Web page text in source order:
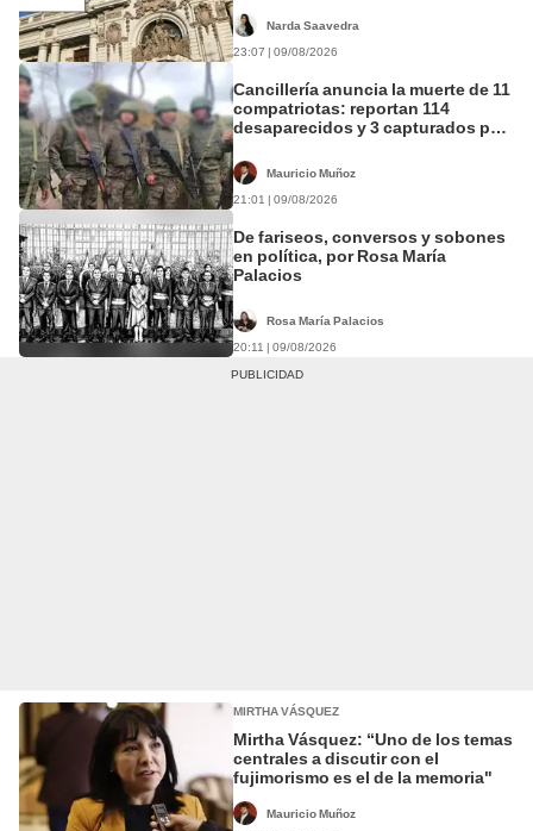
Narda Saavedra
23:07 | 09/08/2026
Cancillería anuncia la muerte de 11
compatriotas: reportan 114
desaparecidos y 3 capturados por
Mauricio Muñoz
21:01 | 09/08/2026
De fariseos, conversos y sobones
en política, por Rosa María
Palacios
Rosa María Palacios
20:11 | 09/08/2026
MIRTHA VÁSQUEZ
Mirtha Vásquez: “Uno de los temas
centrales a discutir con el
fujimorismo es el de la memoria"
Mauricio Muñoz